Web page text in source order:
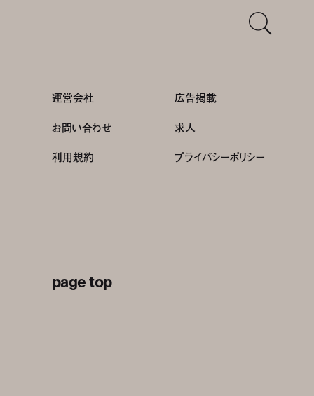
運営会社
広告掲載
お問い合わせ
求人
利用規約 プライバシーポリシー
page top